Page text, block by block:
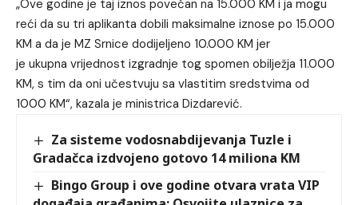
„Ove godine je taj iznos povećan na 15.000 KM i ja mogu
reći da su tri aplikanta dobili maksimalne iznose po 15.000
KM a da je MZ Srnice dodijeljeno 10.000 KM jer
je ukupna vrijednost izgradnje tog spomen obilježja 11.000
KM, s tim da oni učestvuju sa vlastitim sredstvima od
1000 KM“, kazala je ministrica Dizdarević.
Za sisteme vodosnabdijevanja Tuzle i
Gradačca izdvojeno gotovo 14 miliona KM
Bingo Group i ove godine otvara vrata VIP